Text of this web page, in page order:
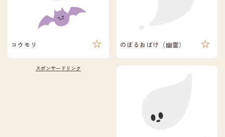
コウモリ のぼるおばけ（幽霊）